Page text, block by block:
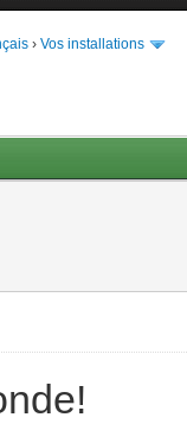
› Vos installations